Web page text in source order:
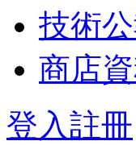
技術
商店
登入註冊